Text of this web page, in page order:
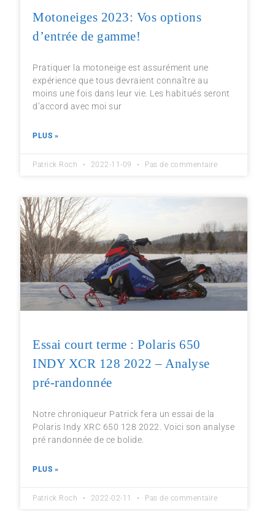
Motoneiges 2023: Vos options
d’entrée de gamme!
Pratiquer la motoneige est assurément une
expérience que tous devraient connaître au
moins une fois dans leur vie. Les habitués seront
d’accord avec moi sur
PLUS »
Patrick Roch 2022-11-09 Pas de commentaire
Essai court terme : Polaris 650
INDY XCR 128 2022 – Analyse
pré-randonnée
Notre chroniqueur Patrick fera un essai de la
Polaris Indy XRC 650 128 2022. Voici son analyse
pré randonnée de ce bolide.
PLUS »
Patrick Roch 2022-02-11 Pas de commentaire